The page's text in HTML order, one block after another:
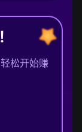
松开始赚